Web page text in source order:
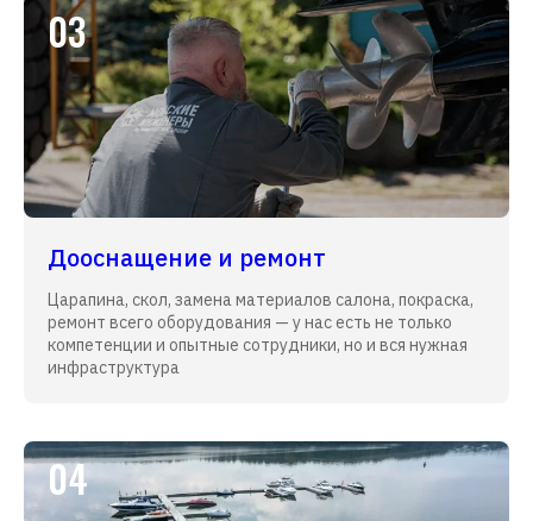
03
Дооснащение и ремонт
Царапина, скол, замена материалов салона, покраска,
ремонт всего оборудования — у нас есть не только
компетенции и опытные сотрудники, но и вся нужная
инфраструктура
04